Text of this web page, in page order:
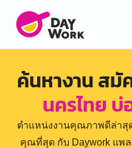
ค้นหางาน สมั
นครไทย บ่
ตำแหน่งงานคุณภาพดีล่าสุ
คุณที่สุด กับ Daywork แพ